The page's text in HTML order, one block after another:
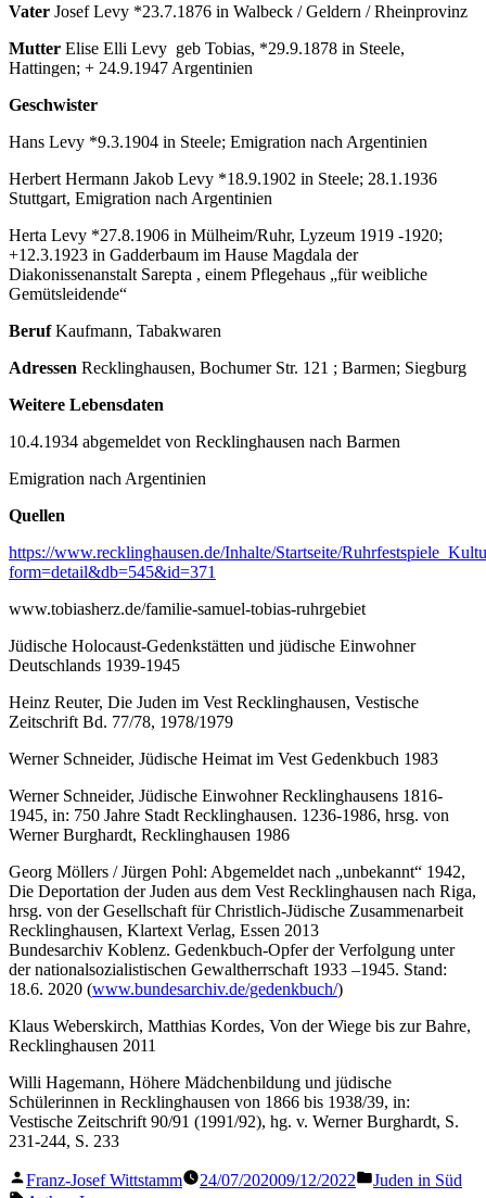
Vater Josef Levy *23.7.1876 in Walbeck / Geldern / Rheinprovinz
Mutter Elise Elli Levy geb Tobias, *29.9.1878 in Steele,
Hattingen; + 24.9.1947 Argentinien
Geschwister
Hans Levy *9.3.1904 in Steele; Emigration nach Argentinien
Herbert Hermann Jakob Levy *18.9.1902 in Steele; 28.1.1936
Stuttgart, Emigration nach Argentinien
Herta Levy *27.8.1906 in Mülheim/Ruhr, Lyzeum 1919 -1920;
+12.3.1923 in Gadderbaum im Hause Magdala der
Diakonissenanstalt Sarepta , einem Pflegehaus „für weibliche
Gemütsleidende“
BerufKaufmann, Tabakwaren
Adressen Recklinghausen, Bochumer Str. 121 ; Barmen; Siegburg
Weitere Lebensdaten
10.4.1934 abgemeldet von Recklinghausen nach Barmen
Emigration nach Argentinien
Quellen
https://www.recklinghausen.de/Inhalte/Startseite/
form=detail&db=545&id=371
www.tobiasherz.de/familie-samuel-tobias-ruhrgebiet
Jüdische Holocaust-Gedenkstätten und jüdische Einwohner
Deutschlands 1939-1945
Heinz Reuter, Die Juden im Vest Recklinghausen, Vestische
Zeitschrift Bd. 77/78, 1978/1979
Werner Schneider, Jüdische Heimat im Vest Gedenkbuch 1983
Werner Schneider, Jüdische Einwohner Recklinghausens 1816-
1945, in: 750 Jahre Stadt Recklinghausen. 1236-1986, hrsg. von
Werner Burghardt, Recklinghausen 1986
Georg Möllers / Jürgen Pohl: Abgemeldet nach „unbekannt“ 1942,
Die Deportation der Juden aus dem Vest Recklinghausen nach Riga,
hrsg. von der Gesellschaft für Christlich-Jüdische Zusammenarbeit
Recklinghausen, Klartext Verlag, Essen 2013
Bundesarchiv Koblenz. Gedenkbuch-Opfer der Verfolgung unter
der nationalsozialistischen Gewaltherrschaft 1933 –1945. Stand:
18.6. 2020 (www.bundesarchiv.de/gedenkbuch/)
Klaus Weberskirch, Matthias Kordes, Von der Wiege bis zur Bahre,
Recklinghausen 2011
Willi Hagemann, Höhere Mädchenbildung und jüdische
Schülerinnen in Recklinghausen von 1866 bis 1938/39, in:
Vestische Zeitschrift 90/91 (1991/92), hg. v. Werner Burghardt, S.
231-244, S. 233
Veröffentlicht
Franz-Josef Wittstamm 24/07/202009/12/2022
Veröffentlicht
Juden in Süd